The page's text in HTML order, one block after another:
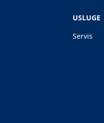
USLUGE
Servis